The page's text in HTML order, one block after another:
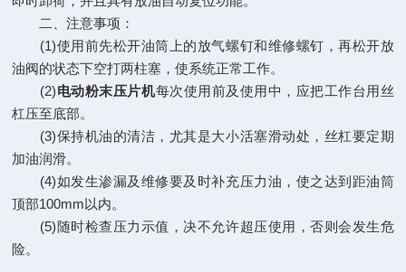
二、注意事项：
(1)使用前先松开油筒上的放气螺钉和维修螺钉，再松开放
油阀的状态下空打两柱塞，使系统正常工作。
(2)电动粉末压片机每次使用前及使用中，应把工作台用丝
杠压至底部。
(3)保持机油的清洁，尤其是大小活塞滑动处，丝杠要定期
加油润滑。
(4)如发生渗漏及维修要及时补充压力油，使之达到距油筒
顶部100mm以内。
(5)随时检查压力示值，决不允许超压使用，否则会发生危
险。